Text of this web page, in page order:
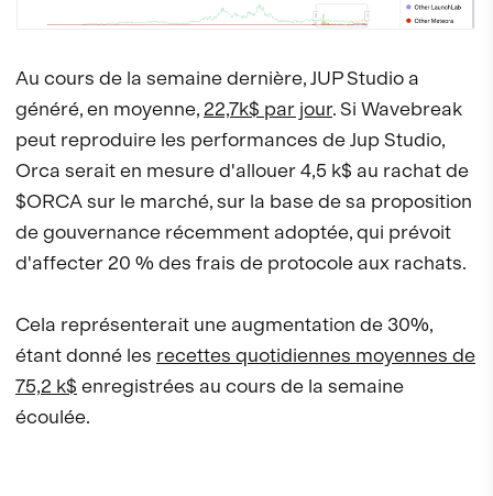
Au cours de la semaine dernière, JUP Studio a
généré, en moyenne,22,7k$ par jour. Si Wavebreak
peut reproduire les performances de Jup Studio,
Orca serait en mesure d'allouer 4,5 k$ au rachat de
$ORCA sur le marché, sur la base de sa proposition
de gouvernance récemment adoptée, qui prévoit
d'affecter 20 % des frais de protocole aux rachats.
Cela représenterait une augmentation de 30%,
étant donné les recettes quotidiennes moyennes de
75,2 k$ enregistrées au cours de la semaine
écoulée.